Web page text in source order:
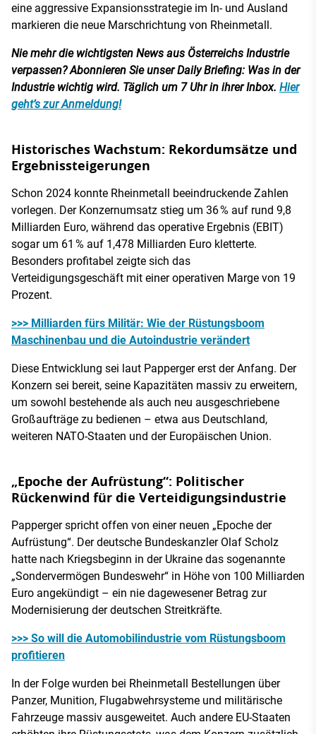
eine aggressive Expansionsstrategie im In- und Ausland
markieren die neue Marschrichtung von Rheinmetall.
Nie mehr die wichtigsten News aus Österreichs Industrie
verpassen? Abonnieren Sie unser Daily Briefing: Was in der
Industrie wichtig wird. Täglich um 7 Uhr in ihrer Inbox. Hier
geht’s zur Anmeldung!
Historisches Wachstum: Rekordumsätze und
Ergebnissteigerungen
Schon 2024 konnte Rheinmetall beeindruckende Zahlen
vorlegen. Der Konzernumsatz stieg um 36 % auf rund 9,8
Milliarden Euro, während das operative Ergebnis (EBIT)
sogar um 61 % auf 1,478 Milliarden Euro kletterte.
Besonders profitabel zeigte sich das
Verteidigungsgeschäft mit einer operativen Marge von 19
Prozent.
>>> Milliarden fürs Militär: Wie der Rüstungsboom
Maschinenbau und die Autoindustrie verändert
Diese Entwicklung sei laut Papperger erst der Anfang. Der
Konzern sei bereit, seine Kapazitäten massiv zu erweitern,
um sowohl bestehende als auch neu ausgeschriebene
Großaufträge zu bedienen – etwa aus Deutschland,
weiteren NATO-Staaten und der Europäischen Union.
„Epoche der Aufrüstung“: Politischer
Rückenwind für die Verteidigungsindustrie
Papperger spricht offen von einer neuen „Epoche der
Aufrüstung“. Der deutsche Bundeskanzler Olaf Scholz
hatte nach Kriegsbeginn in der Ukraine das sogenannte
„Sondervermögen Bundeswehr“ in Höhe von 100 Milliarden
Euro angekündigt – ein nie dagewesener Betrag zur
Modernisierung der deutschen Streitkräfte.
>>> So will die Automobilindustrie vom Rüstungsboom
profitieren
In der Folge wurden bei Rheinmetall Bestellungen über
Panzer, Munition, Flugabwehrsysteme und militärische
Fahrzeuge massiv ausgeweitet. Auch andere EU-Staaten